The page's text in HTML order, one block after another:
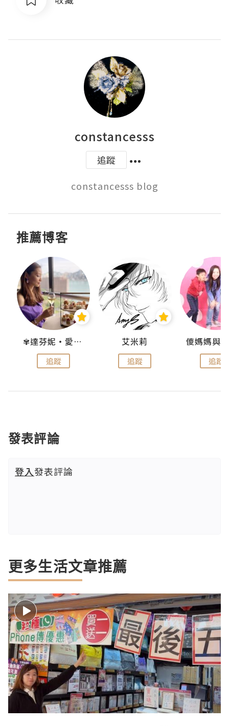
constancesss
追蹤
constancesss blog
推薦博客
✾達芬妮•愛孩子•愛生活✾
追蹤
艾米莉
追蹤 追蹤
發表評論
登入發表評論
更多生活文章推薦